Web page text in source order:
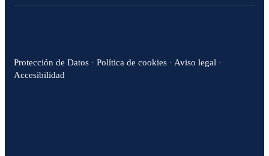
Protección de Datos · Política de cookies · Aviso legal ·
Accesibilidad